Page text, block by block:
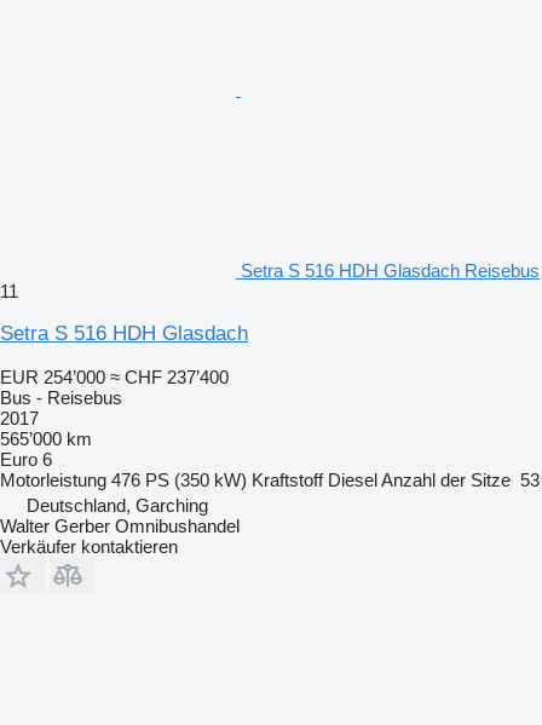
Setra S 516 HDH Glasdach Reisebus
11
Setra S 516 HDH Glasdach
EUR 254’000 ≈ CHF 237’400
Bus - Reisebus
2017
565’000 km
Euro 6
Motorleistung 476 PS (350 kW) Kraftstoff DieselAnzahl der Sitze 53
Deutschland, Garching
Walter Gerber Omnibushandel
Verkäufer kontaktieren